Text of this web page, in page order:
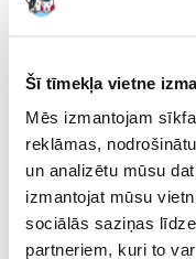
Šī tīmekļa vietne
Mēs izmantojam
reklāmas,
un analizētu mūsu
izmantojat mūsu
sociālās saziņas
partneriem, kuri to